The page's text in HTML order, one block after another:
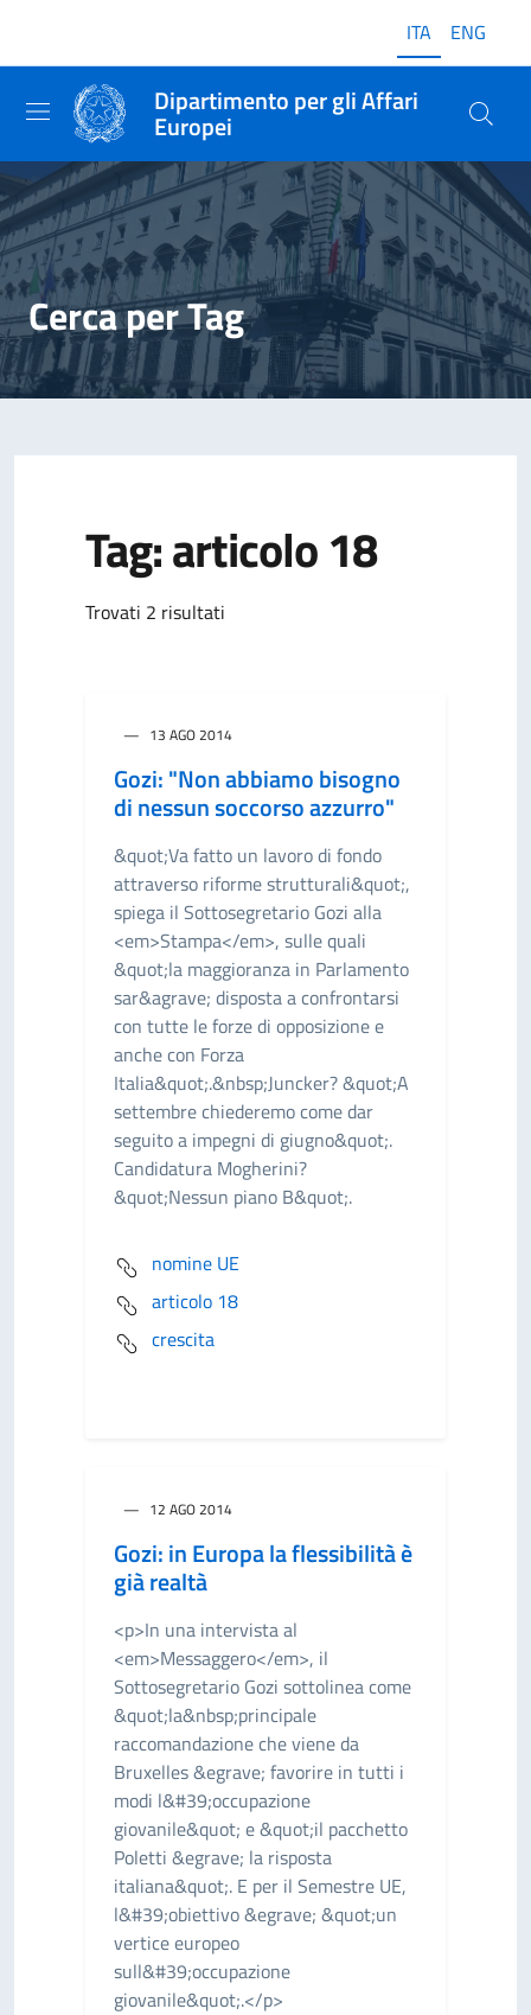
ITA ENG
Dipartimento per gli Affari
Europei
Cerca per Tag
Tag: articolo 18
Trovati 2 risultati
13 AGO 2014
Gozi: "Non abbiamo bisogno
di nessun soccorso azzurro"
&quot;Va fatto un lavoro di fondo
attraverso riforme strutturali&quot;,
spiega il Sottosegretario Gozi alla
<em>Stampa</em>, sulle quali
&quot;la maggioranza in Parlamento
sar&agrave; disposta a confrontarsi
con tutte le forze di opposizione e
anche con Forza
Italia&quot;.&nbsp;Juncker? &quot;A
settembre chiederemo come dar
seguito a impegni di giugno&quot;.
Candidatura Mogherini?
&quot;Nessun piano B&quot;.
nomine UE
articolo 18
crescita
12 AGO 2014
Gozi: in Europa la flessibilità è
già realtà
<p>In una intervista al
<em>Messaggero</em>, il
Sottosegretario Gozi sottolinea come
&quot;la&nbsp;principale
raccomandazione che viene da
Bruxelles &egrave; favorire in tutti i
modi l&#39;occupazione
giovanile&quot; e &quot;il pacchetto
Poletti &egrave; la risposta
italiana&quot;. E per il Semestre UE,
l&#39;obiettivo &egrave; &quot;un
vertice europeo
sull&#39;occupazione
giovanile&quot;.</p>